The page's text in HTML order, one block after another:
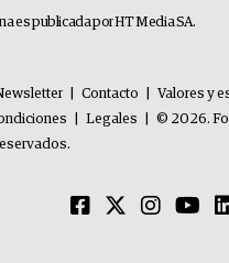
es publicada por HT Media SA.
Contacto Valores y
Legales
© 2026.